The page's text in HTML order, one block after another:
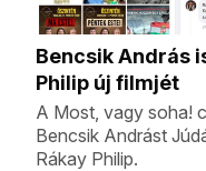
Bencsik András
Philip új filmjét
A Most, vagy soha!
Bencsik Andrást
Rákay Philip.